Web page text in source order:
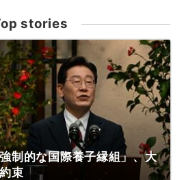
stories
制的な国際養子縁組」、大
束